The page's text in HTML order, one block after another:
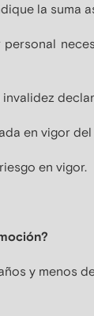
la suma
en vigor
en vigor.
y menos